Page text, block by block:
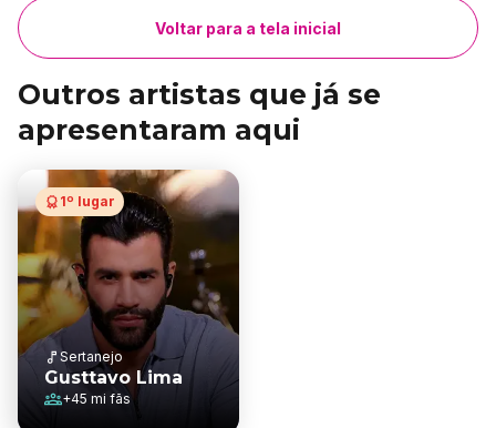
Voltar para a tela inicial
Outros artistas que já se
apresentaram aqui
1º lugar
Sertanejo
Gusttavo Lima
+45 mi fãs